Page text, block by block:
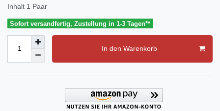
Inhalt 1 Paar
Sofort versandfertig, Zustellung in 1-3 Tagen**
In den Warenkorb